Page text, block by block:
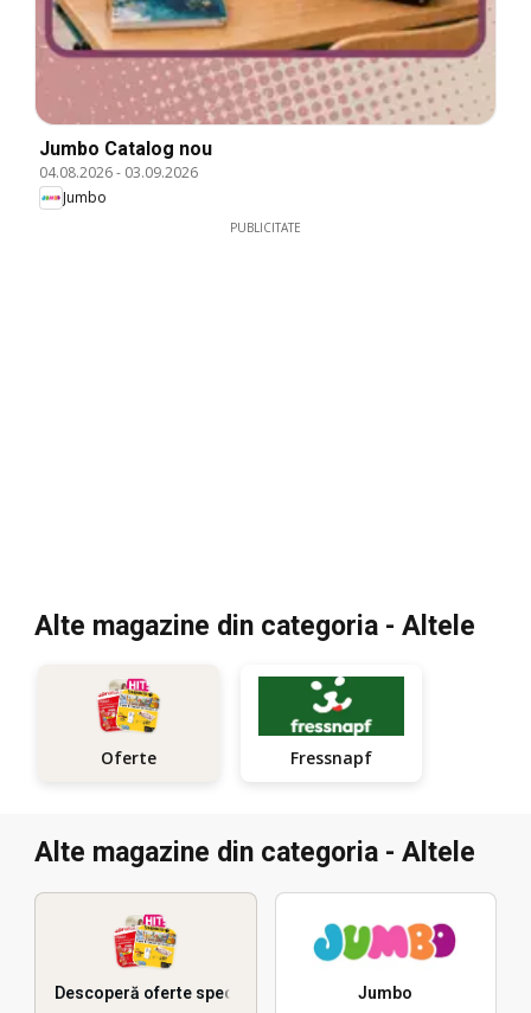
Jumbo Catalog nou
04.08.2026- 03.09.2026
Jumbo
PUBLICITATE
Alte magazine din categoria - Altele
Oferte Fressnapf
Alte magazine din categoria - Altele
Descoperă oferte speciale Jumbo